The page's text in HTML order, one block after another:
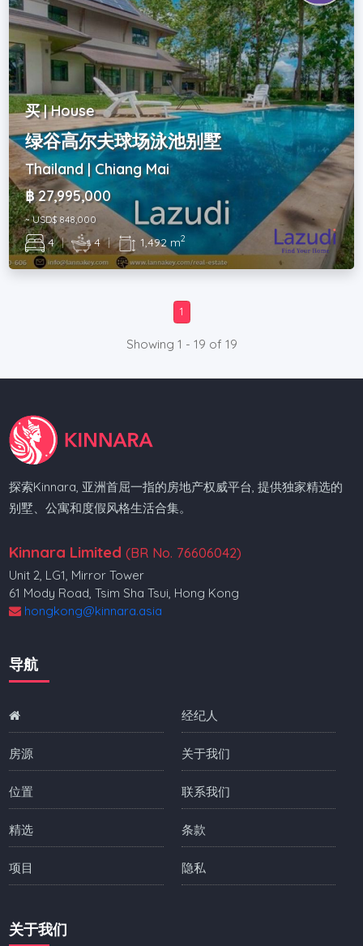
买 | House
绿谷高尔夫球场泳池别墅
Thailand | Chiang Mai
฿ 27,995,000
~ USD$ 848,000
4 | 4 | 1,492 m2
1
Showing 1 - 19 of 19
探索Kinnara, 亚洲首屈一指的房地产权威平台, 提供独家精选的
别墅、公寓和度假风格生活合集。
Kinnara Limited (BR No. 76606042)
Unit 2, LG1, Mirror Tower
61 Mody Road, Tsim Sha Tsui, Hong Kong
hongkong@kinnara.asia
导航
房源
位置
精选
项目
经纪人
关于我们
联系我们
条款
隐私
关于我们